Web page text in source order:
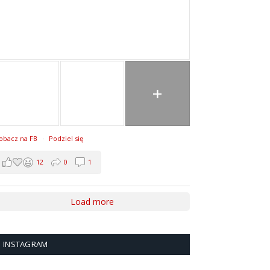
+
na FB · Podziel się
12 0 1
Load more
INSTAGRAM